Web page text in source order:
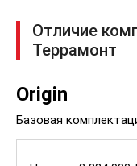
Отличие
Террамонт
Origin
Базовая